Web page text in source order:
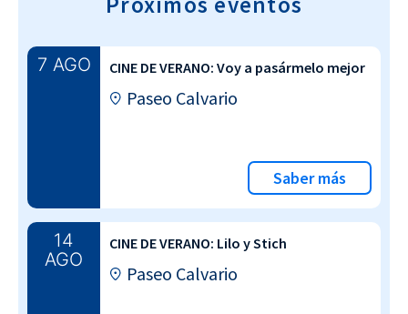
7 AGO CINE DE VERANO: Voy a pasármelo mejor
Paseo Calvario
Saber más
14
AGO
CINE DE VERANO: Lilo y Stich
Paseo Calvario